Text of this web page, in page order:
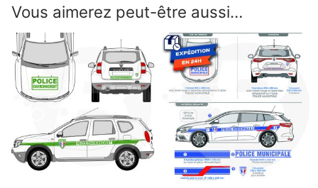
Vous aimerez peut-être aussi…